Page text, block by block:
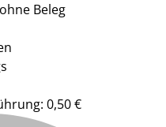
Beleg
0,50 €